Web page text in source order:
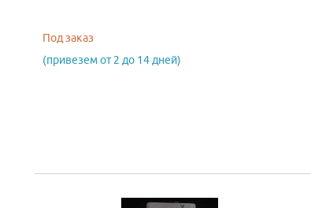
Под заказ
(привезем от 2 до 14 дней)